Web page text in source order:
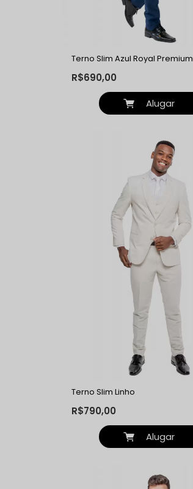
Terno Slim Azul Royal Premium
R$690,00
Alugar
Terno Slim Linho
R$790,00
Alugar